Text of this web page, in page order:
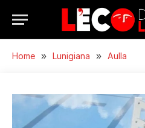
Home » Lunigiana » Aulla